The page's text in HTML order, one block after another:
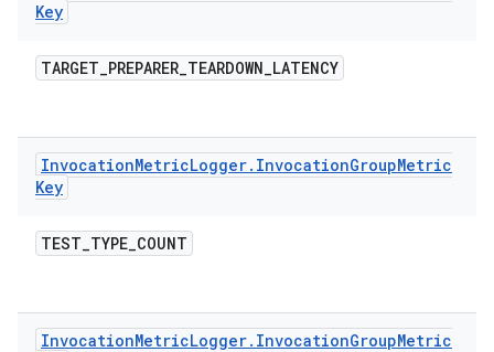
Key
TARGET_PREPARER_TEARDOWN_LATENCY
InvocationMetricLogger. InvocationGroupMetric
Key
TEST_TYPE_COUNT
InvocationMetricLogger. InvocationGroupMetric